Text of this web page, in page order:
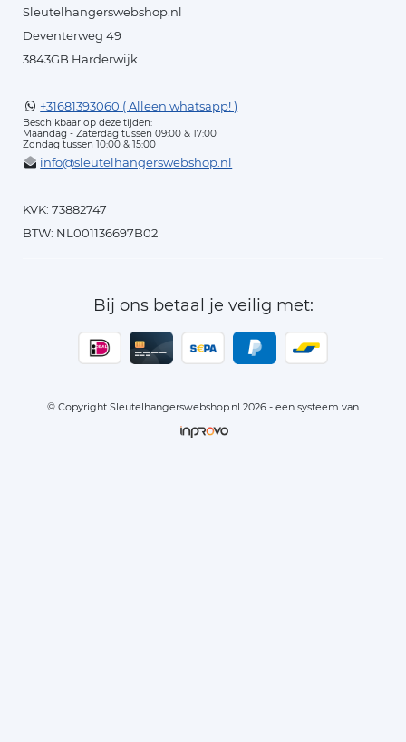
Sleutelhangerswebshop.nl
Deventerweg 49
3843GB Harderwijk
+31681393060 ( Alleen whatsapp! )
Beschikbaar op deze tijden:
Maandag - Zaterdag tussen 09:00 & 17:00
Zondag tussen 10:00 & 15:00
info@sleutelhangerswebshop.nl
KVK: 73882747
BTW: NL001136697B02
Bij ons betaal je veilig met:
© Copyright Sleutelhangerswebshop.nl 2026 - een systeem van